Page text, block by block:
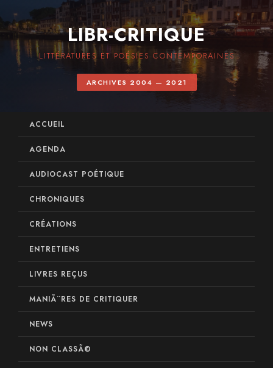
LIBR-CRITIQUE
LITTÉRATURES ET POÉSIES CONTEMPORAINES
ARCHIVES 2004 — 2021
ACCUEIL
AGENDA
AUDIOCAST POÉTIQUE
CHRONIQUES
CRÉATIONS
ENTRETIENS
LIVRES REÇUS
MANIÃ¨RES DE CRITIQUER
NEWS
NON CLASSÃ©